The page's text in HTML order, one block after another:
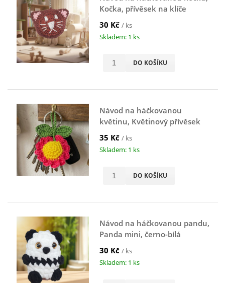
Kočka, přívěsek na klíče
30 Kč / ks
Skladem: 1 ks
DO KOŠÍKU
Návod na háčkovanou
květinu, Květinový přívěsek
35 Kč / ks
Skladem: 1 ks
DO KOŠÍKU
Návod na háčkovanou pandu,
Panda mini, černo-bílá
30 Kč / ks
Skladem: 1 ks